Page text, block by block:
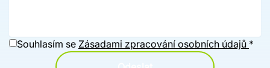
Souhlasím se Zásadami zpracování osobních údajů *